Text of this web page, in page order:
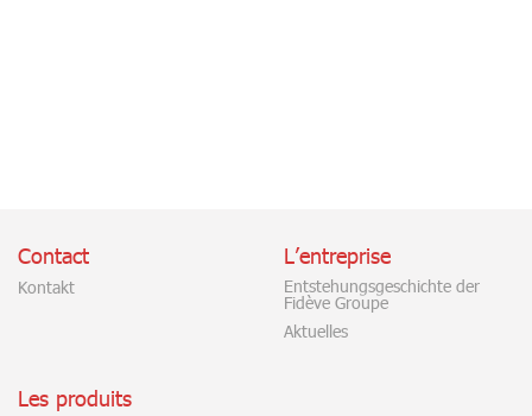
Contact
Kontakt
L’entreprise
Entstehungsgeschichte der
Fidève Groupe
Aktuelles
Les produits